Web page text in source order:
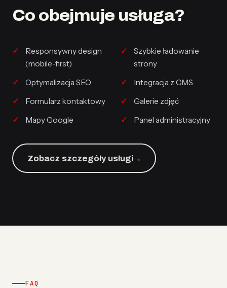
Co obejmuje usługa?
Responsywny design
(mobile-first)
Szybkie ładowanie
strony
Optymalizacja SEO
Integracja z CMS
Formularz kontaktowy
Galerie zdjęć
Mapy Google
Panel administracyjny
Zobacz szczegóły usługi→
FAQ